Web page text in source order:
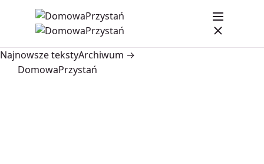
Najnowsze tekstyArchiwum →
DomowaPrzystań